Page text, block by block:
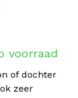
voorraad
of dochter
zeer